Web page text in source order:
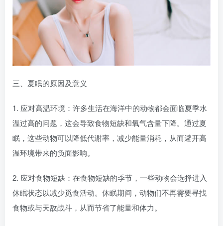
三、夏眠的原因及意义
1. 应对高温环境：许多生活在海洋中的动物都会面临夏季水
温过高的问题，这会导致食物短缺和氧气含量下降。通过夏
眠，这些动物可以降低代谢率，减少能量消耗，从而避开高
温环境带来的负面影响。
2. 应对食物短缺：在食物短缺的季节，一些动物会选择进入
休眠状态以减少觅食活动。休眠期间，动物们不再需要寻找
食物或与天敌战斗，从而节省了能量和体力。